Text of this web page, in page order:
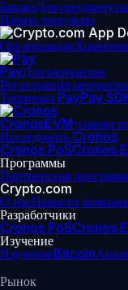
БиржаДля
Начать торговлю
Организации
PayДля мерчантов
Регистрация
Терминал PayPay
CronosEVM-
Исследовать Cronos
Cronos PoSCronos
Программы
Партнерская
Crypto.com
О насНовости
Разработчики
Cronos PoSCronos
Изучение
ИзучениеBitcoin
Рынок